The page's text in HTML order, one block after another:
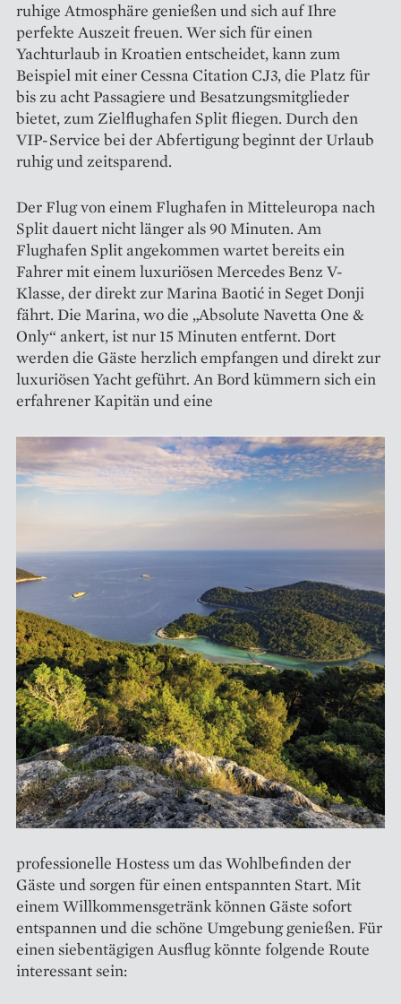
ruhige Atmosphäre genießen und sich auf Ihre
perfekte Auszeit freuen. Wer sich für einen
Yachturlaub in Kroatien entscheidet, kann zum
Beispiel mit einer Cessna Citation CJ3, die Platz für
bis zu acht Passagiere und Besatzungsmitglieder
bietet, zum Zielflughafen Split fliegen. Durch den
VIP-Service bei der Abfertigung beginnt der Urlaub
ruhig und zeitsparend.
Der Flug von einem Flughafen in Mitteleuropa nach
Split dauert nicht länger als 90 Minuten. Am
Flughafen Split angekommen wartet bereits ein
Fahrer mit einem luxuriösen Merce­des Benz V-
Klasse, der direkt zur ­Marina Baotić in Seget Donji
fährt. Die Marina, wo die „Absolute Navetta One &
Only“ ankert, ist nur 15 Minuten entfernt. Dort
werden die Gäste herzlich empfangen und direkt zur
luxuriösen Yacht geführt. An Bord kümmern sich ein
erfahrener Kapitän und eine
professionelle Hostess um das Wohlbefinden der
Gäste und sorgen für einen entspannten Start. Mit
einem Willkommensgetränk können Gäste sofort
entspannen und die schöne Umgebung genießen. Für
einen siebentägigen Ausflug könnte folgende Route
interessant sein: